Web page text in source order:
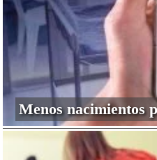
Menos nacimientos